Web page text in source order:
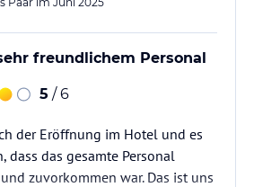
freundlichem Personal
5 / 6
der Eröffnung im Hotel und es
dass das gesamte Personal
zuvorkommen war. Das ist uns